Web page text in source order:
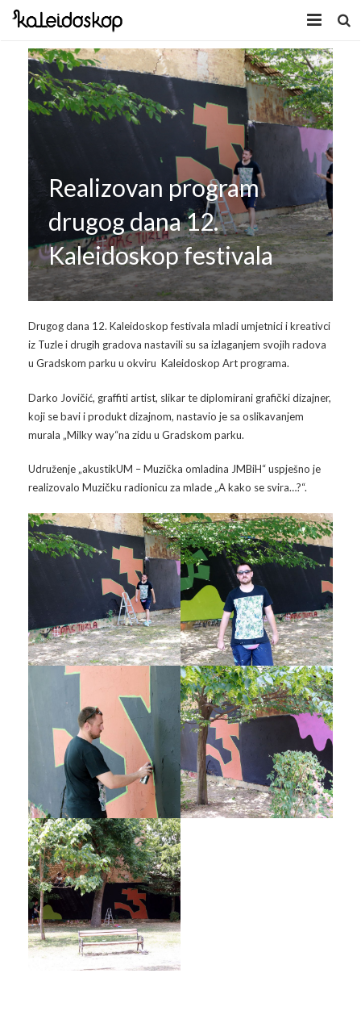
Home
Novosti
Program
Radionice
Izložbe/Performans
Dobrodošli u Tuzlu
Video
Video 2011
Video 2012
Video 2013
Video 2015
Video 2018
Naša galerija
Galerija 2010
Galerija 2011
Galerija 2012
Galerija 2014
Galerija 2015
Galerija 2017
Galerija 2019
Galerija 2022
Galerija 2023
Galerija 2024
Galerija 2025
Facebook
Arhiva
Kontakt
Realizovan program
drugog dana 12.
Kaleidoskop festivala
Drugog dana 12. Kaleidoskop festivala mladi umjetnici i kreativci
iz Tuzle i drugih gradova nastavili su sa izlaganjem svojih radova
u Gradskom parku u okviru Kaleidoskop Art programa.
Darko Jovičić, graffiti artist, slikar te diplomirani grafički dizajner,
koji se bavi i produkt dizajnom, nastavio je sa oslikavanjem
murala „Milky way“na zidu u Gradskom parku.
Udruženje „akustikUM – Muzička omladina JMBiH“ uspješno je
realizovalo Muzičku radionicu za mlade „A kako se svira…?“.